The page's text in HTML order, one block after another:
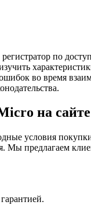
по
во время
на
условия
Мы предлагаем